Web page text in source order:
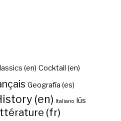
(en) Cocktail (en)
Geografía (es)
(en) Italiano Iūs
(fr)